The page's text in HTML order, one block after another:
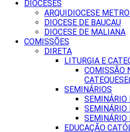
DIOCESES
ARQUIDIOCESE
DIOCESE DE BAUCAU
DIOCESE DE MALIANA
COMISSÕES
DIRETA
LITURGIA E
COMISSÃO
SEMINÁRIOS
SEMINÁRIO
SEMINÁRIO
SEMINÁRIO
EDUCAÇÃO